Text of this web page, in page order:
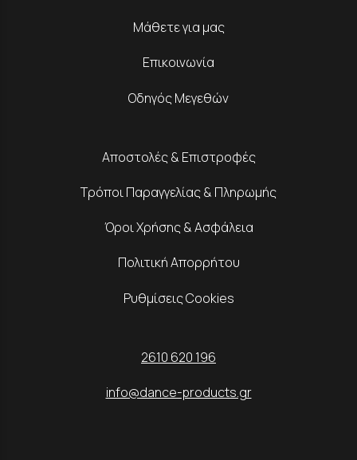
Μάθετε για μας
Επικοινωνία
Οδηγός Μεγεθών
Αποστολές & Επιστροφές
Τρόποι Παραγγελίας & Πληρωμής
Όροι Χρήσης & Ασφάλεια
Πολιτική Απορρήτου
Ρυθμίσεις Cookies
2610 620 196
info@dance-products.gr